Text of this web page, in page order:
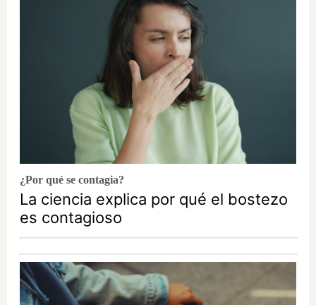
¿Por qué se contagia?
La ciencia explica por qué el bostezo
es contagioso